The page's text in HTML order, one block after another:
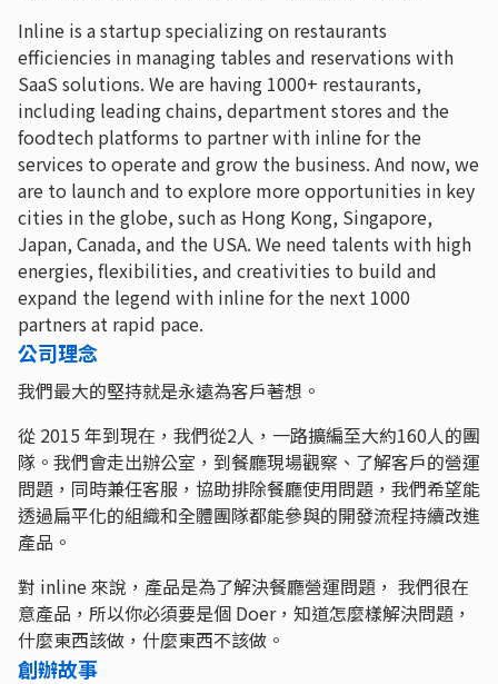
Inline is a startup specializing on restaurants
efficiencies in managing tables and reservations with
SaaS solutions. We are having 1000+ restaurants,
including leading chains, department stores and the
foodtech platforms to partner with inline for the
services to operate and grow the business. And now, we
are to launch and to explore more opportunities in key
cities in the globe, such as Hong Kong, Singapore,
Japan, Canada, and the USA. We need talents with high
energies, flexibilities, and creativities to build and
expand the legend with inline for the next 1000
partners at rapid pace.
公司理念
我們最大的堅持就是永遠為客戶著想。
從 2015 年到現在，我們從2人，一路擴編至大約160人的團
隊。我們會走出辦公室，到餐廳現場觀察、了解客戶的營運
問題，同時兼任客服，協助排除餐廳使用問題，我們希望能
透過扁平化的組織和全體團隊都能參與的開發流程持續改進
產品。
對 inline 來說，產品是為了解決餐廳營運問題， 我們很在
意產品，所以你必須要是個 Doer，知道怎麼樣解決問題，
什麼東西該做，什麼東西不該做。
創辦故事